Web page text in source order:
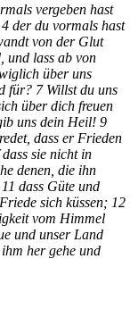
vergeben hast
der du vormals hast
von der Glut
und lass ab von
über uns
für? 7 Willst du uns
über dich freuen
uns dein Heil! 9
dass er Frieden
sie nicht in
denen, die ihn
dass Güte und
sich küssen; 12
vom Himmel
und unser Land
her gehe und